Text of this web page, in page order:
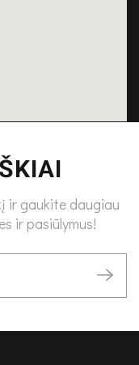
ir gaukite daugiau
ir pasiūlymus!